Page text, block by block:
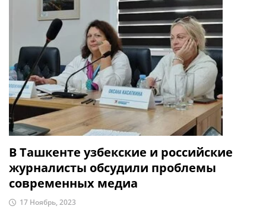
В Ташкенте узбекские и российские
журналисты обсудили проблемы
современных медиа
17 Ноябрь, 2023